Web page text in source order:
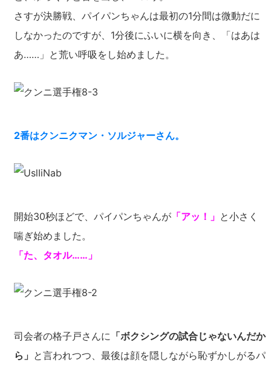
さすが決勝戦、パイパンちゃんは最初の1分間は微動だに
しなかったのですが、1分後にふいに横を向き、「はあは
あ……」と荒い呼吸をし始めました。
2番はクンニクマン・ソルジャーさん。
開始30秒ほどで、パイパンちゃんが 「アッ！」 と小さく
喘ぎ始めました。
「た、タオル……」
司会者の格子戸さんに 「ボクシングの試合じゃないんだか
ら」 と言われつつ、最後は顔を隠しながら恥ずかしがるパ